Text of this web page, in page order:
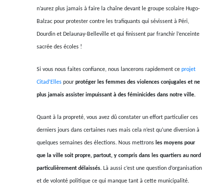
n’aurez plus jamais à faire la chaîne devant le groupe scolaire Hugo-
Balzac pour protester contre les trafiquants qui sévissent à Péri,
Dourdin et Delaunay-Belleville et qui finissent par franchir l’enceinte
sacrée des écoles !
Si vous nous faites confiance, nous lancerons rapidement ce projet
Citad’Elles pour protéger les femmes des violences conjugales et ne
plus jamais assister impuissant à des féminicides dans notre ville.
Quant à la propreté, vous avez dû constater un effort particulier ces
derniers jours dans certaines rues mais cela n’est qu’une diversion à
quelques semaines des élections. Nous mettrons les moyens pour
que la ville soit propre, partout, y compris dans les quartiers au nord
particulièrement délaissés. Là aussi c’est une question d’organisation
et de volonté politique ce qui manque tant à cette municipalité.